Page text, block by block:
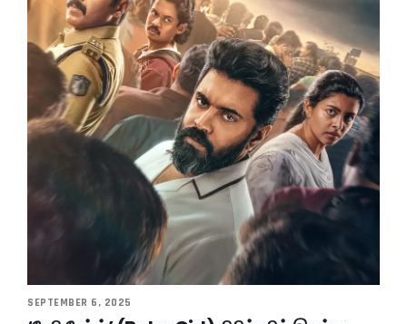
SEPTEMBER 6, 2025